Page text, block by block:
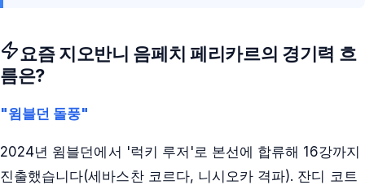
요즘지오반니 음페치 페리카르의 경기력 흐
름은?
"윔블던 돌풍"
2024년 윔블던에서 '럭키 루저'로 본선에 합류해 16강까지
진출했습니다(세바스찬 코르다, 니시오카 격파). 잔디 코트